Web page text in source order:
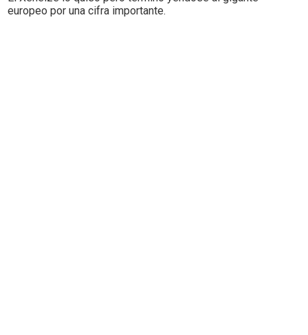
europeo por una cifra importante.